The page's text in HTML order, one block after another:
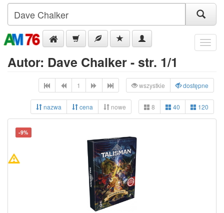
Menu
Autor: Dave Chalker - str. 1/1
1 wszystkie dostępne
nazwa cena nowe 8 40 120
-9%